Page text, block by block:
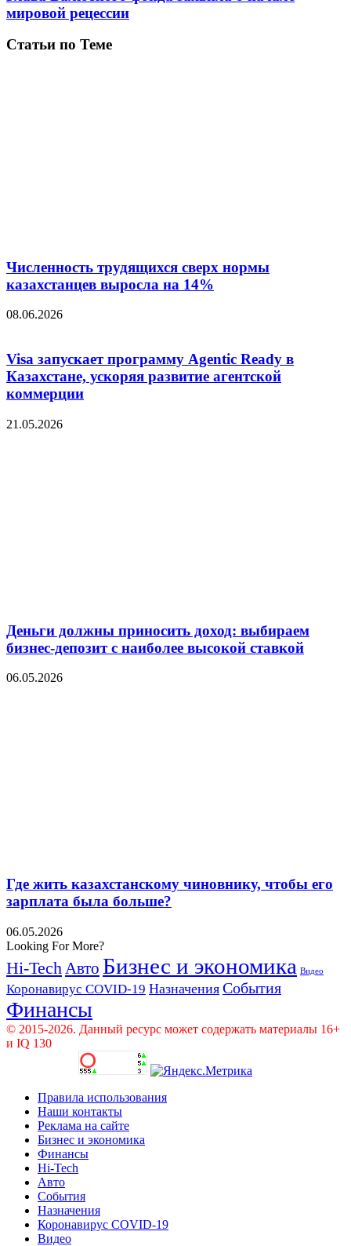
мировой рецессии
Статьи по Теме
Численность трудящихся сверх нормы
казахстанцев выросла на 14%
08.06.2026
Visa запускает программу Agentic Ready в
Казахстане, ускоряя развитие агентской
коммерции
21.05.2026
Деньги должны приносить доход: выбираем
бизнес-депозит с наиболее высокой ставкой
06.05.2026
Где жить казахстанскому чиновнику, чтобы его
зарплата была больше?
06.05.2026
Looking For More?
Hi-Tech Авто Бизнес и экономика Видео
Коронавирус COVID-19 Назначения События
Финансы
© 2015-2026. Данный ресурс может содержать материалы 16+
и IQ 130
Правила использования
Наши контакты
Реклама на сайте
Бизнес и экономика
Финансы
Hi-Tech
Авто
События
Назначения
Коронавирус COVID-19
Видео